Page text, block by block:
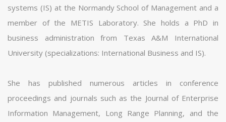
systems (IS) at the Normandy School of Management and a
member of the METIS Laboratory. She holds a PhD in
business administration from Texas A&M International
University (specializations: International Business and IS).
She has published numerous articles in conference
proceedings and journals such as the Journal of Enterprise
Information Management, Long Range Planning, and the